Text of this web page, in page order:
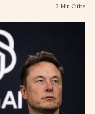
3 Min Citire